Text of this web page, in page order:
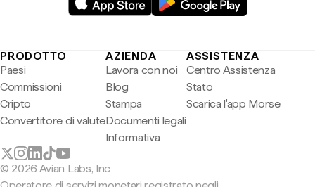
PRODOTTO
Paesi
Commissioni
Cripto
Convertitore di valute
AZIENDA
Lavora con noi
Blog
Stampa
Documenti legali
Informativa
ASSISTENZA
Centro Assistenza
Stato
Scarica l'app Morse
© 2026 Avian Labs, Inc